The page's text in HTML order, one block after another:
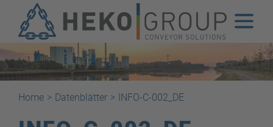
Home > Datenblätter > INFO-C-002_DE